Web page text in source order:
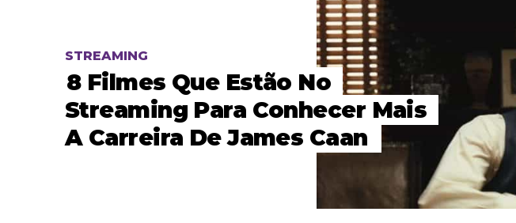
STREAMING
8 Filmes Que Estão No
Streaming Para Conhecer Mais
A Carreira De James Caan